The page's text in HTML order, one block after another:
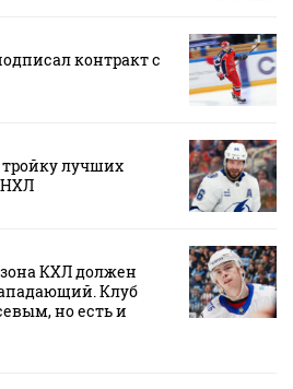
контракт с
лучших
КХЛ должен
Клуб
но есть и